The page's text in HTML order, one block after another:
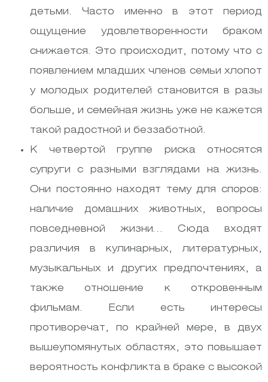
детьми. Часто именно в этот период
ощущение удовлетворенности браком
снижается. Это происходит, потому что с
появлением младших членов семьи хлопот
у молодых родителей становится в разы
больше, и семейная жизнь уже не кажется
такой радостной и беззаботной.
К четвертой группе риска относятся
супруги с разными взглядами на жизнь.
Они постоянно находят тему для споров:
наличие домашних животных, вопросы
повседневной жизни… Сюда входят
различия в кулинарных, литературных,
музыкальных и других предпочтениях, а
также отношение к откровенным
фильмам. Если есть интересы
противоречат, по крайней мере, в двух
вышеупомянутых областях, это повышает
вероятность конфликта в браке с высокой